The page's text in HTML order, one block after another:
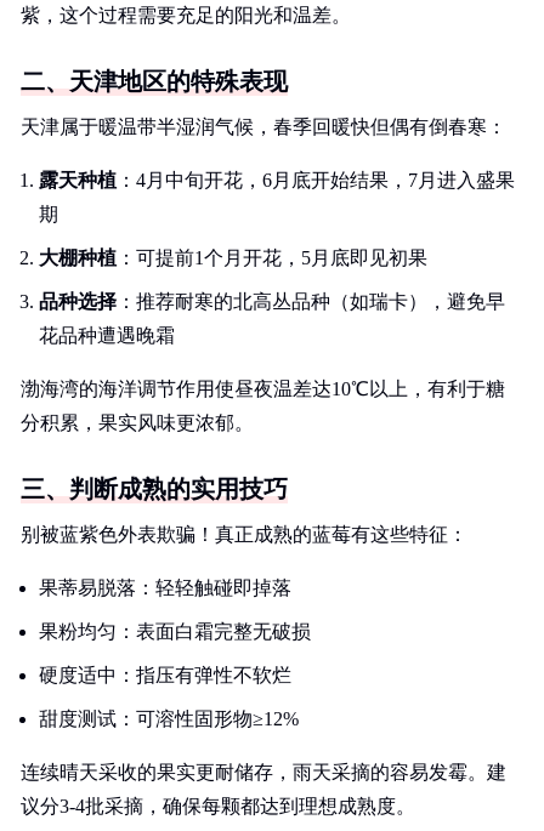
紫，这个过程需要充足的阳光和温差。
二、天津地区的特殊表现
天津属于暖温带半湿润气候，春季回暖快但偶有倒春寒：
露天种植 ：4月中旬开花，6月底开始结果，7月进入盛果
期
大棚种植 ：可提前1个月开花，5月底即见初果
品种选择 ：推荐耐寒的北高丛品种（如瑞卡），避免早
花品种遭遇晚霜
渤海湾的海洋调节作用使昼夜温差达10℃以上，有利于糖
分积累，果实风味更浓郁。
三、判断成熟的实用技巧
别被蓝紫色外表欺骗！真正成熟的蓝莓有这些特征：
果蒂易脱落：轻轻触碰即掉落
果粉均匀：表面白霜完整无破损
硬度适中：指压有弹性不软烂
甜度测试：可溶性固形物≥12%
连续晴天采收的果实更耐储存，雨天采摘的容易发霉。建
议分3-4批采摘，确保每颗都达到理想成熟度。